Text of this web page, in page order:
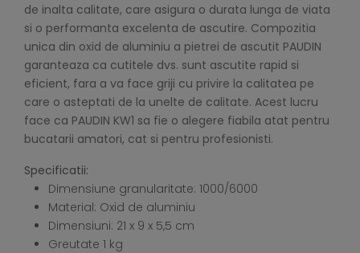
de inalta calitate, care asigura o durata lunga de viata
si o performanta excelenta de ascutire. Compozitia
unica din oxid de aluminiu a pietrei de ascutit PAUDIN
garanteaza ca cutitele dvs. sunt ascutite rapid si
eficient, fara a va face griji cu privire la calitatea pe
care o asteptati de la unelte de calitate. Acest lucru
face ca PAUDIN KW1 sa fie o alegere fiabila atat pentru
bucatarii amatori, cat si pentru profesionisti.
Specificatii:
Dimensiune granularitate: 1000/6000
Material: Oxid de aluminiu
Dimensiuni: 21 x 9 x 5,5 cm
Greutate 1 kg